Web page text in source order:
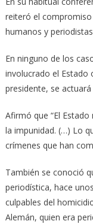
reiteró el
humanos y
En ninguno de los
involucrado el Estado
presidente, se
Afirmó que “El
la impunidad. (…) Lo
crímenes que han
También se conoció
periodística, hace
culpables del
Alemán, quien era